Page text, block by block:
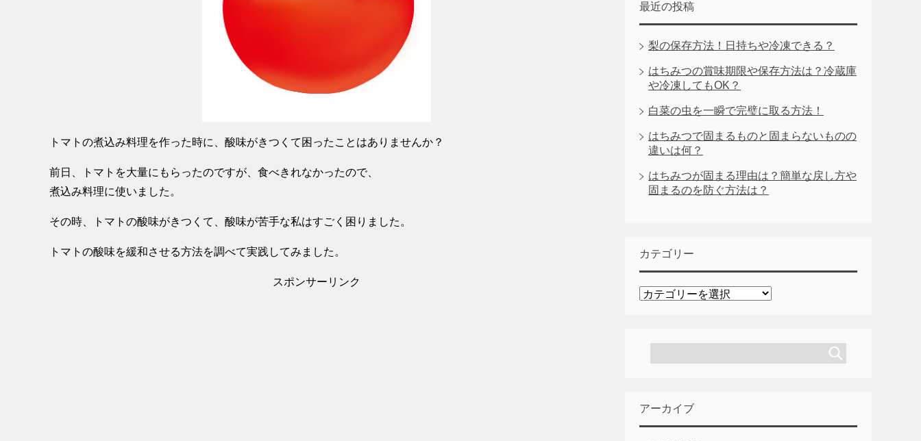
トマトの煮込み料理を作った時に、酸味がきつくて困ったことはありませんか？
前日、トマトを大量にもらったのですが、食べきれなかったので、
煮込み料理に使いました。
その時、トマトの酸味がきつくて、酸味が苦手な私はすごく困りました。
トマトの酸味を緩和させる方法を調べて実践してみました。
スポンサーリンク
最近の投稿
梨の保存方法！日持ちや冷凍できる？
はちみつの賞味期限や保存方法は？冷蔵庫
や冷凍してもOK？
白菜の虫を一瞬で完璧に取る方法！
はちみつで固まるものと固まらないものの
違いは何？
はちみつが固まる理由は？簡単な戻し方や
固まるのを防ぐ方法は？
カテゴリー
カ
アーカイブ